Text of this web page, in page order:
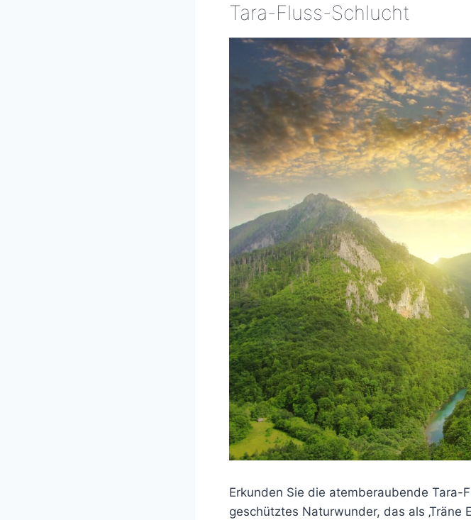
Tara-Fluss-Schlucht
Erkunden Sie die atemberaubende Tara-
geschütztes Naturwunder, das als ‚Träne